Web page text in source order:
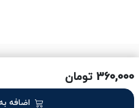
360,000 تومان
اضافه